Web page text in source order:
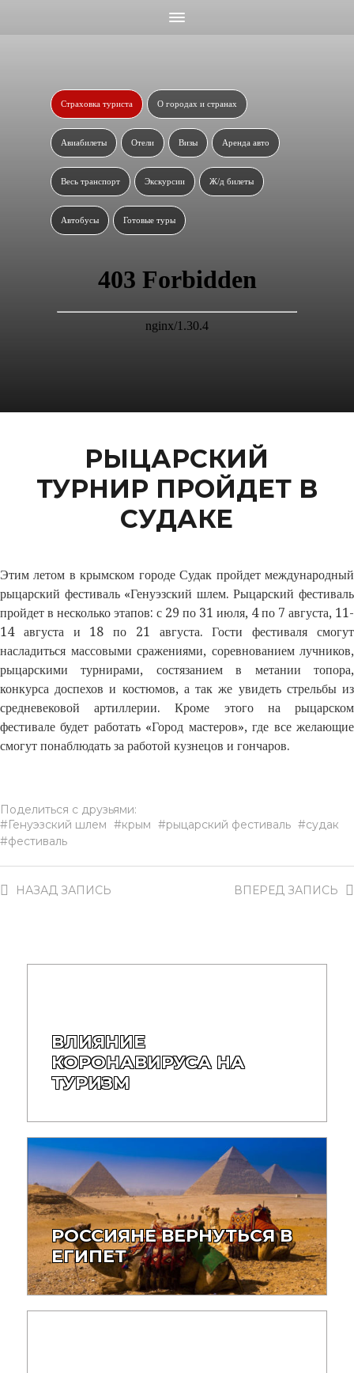
Страховка туриста О городах и странах
Авиабилеты Отели Визы Аренда авто
Весь транспорт Экскурсии Ж/д билеты
Автобусы Готовые туры
РЫЦАРСКИЙ
ТУРНИР ПРОЙДЕТ В
СУДАКЕ
Этим летом в крымском городе Судак пройдет международный
рыцарский фестиваль «Генуэзский шлем. Рыцарский фестиваль
пройдет в несколько этапов: с 29 по 31 июля, 4 по 7 августа, 11-
14 августа и 18 по 21 августа. Гости фестиваля смогут
насладиться массовыми сражениями, соревнованием лучников,
рыцарскими турнирами, состязанием в метании топора,
конкурса доспехов и костюмов, а так же увидеть стрельбы из
средневековой артиллерии. Кроме этого на рыцарском
фестивале будет работать «Город мастеров», где все желающие
смогут понаблюдать за работой кузнецов и гончаров.
Поделиться с друзьями:
Генуэзский шлем
крым рыцарский фестиваль
судак
фестиваль
ВПЕРЕД ЗАПИСЬ
НАЗАД ЗАПИСЬ
ВЛИЯНИЕ
КОРОНАВИРУСА НА
ТУРИЗМ
РОССИЯНЕ ВЕРНУТЬСЯ В
ЕГИПЕТ